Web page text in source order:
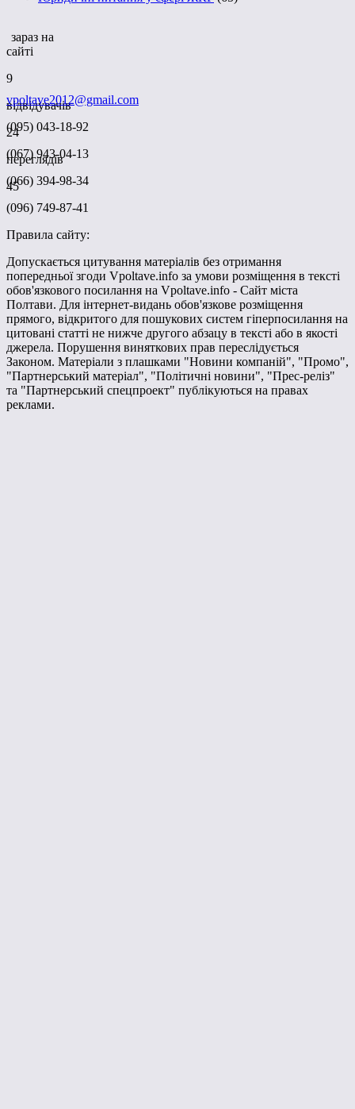
зараз на
сайті
9
відвідувачів
24
переглядів
45
vpoltave2012@gmail.com
(095) 043-18-92
(067) 943-04-13
(066) 394-98-34
(096) 749-87-41
Правила сайту:
Допускається цитування матеріалів без отримання
попередньої згоди Vpoltave.info за умови розміщення в тексті
обов'язкового посилання на Vpoltave.info - Сайт міста
Полтави. Для інтернет-видань обов'язкове розміщення
прямого, відкритого для пошукових систем гіперпосилання на
цитовані статті не нижче другого абзацу в тексті або в якості
джерела. Порушення виняткових прав переслідується
Законом. Матеріали з плашками "Новини компаній", "Промо",
"Партнерський матеріал", "Політичні новини", "Прес-реліз"
та "Партнерський спецпроект" публікуються на правах
реклами.